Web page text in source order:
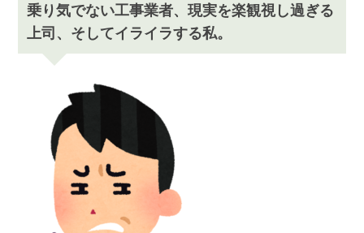
乗り気でない工事業者、現実を楽観視し過ぎる
上司、そしてイライラする私。